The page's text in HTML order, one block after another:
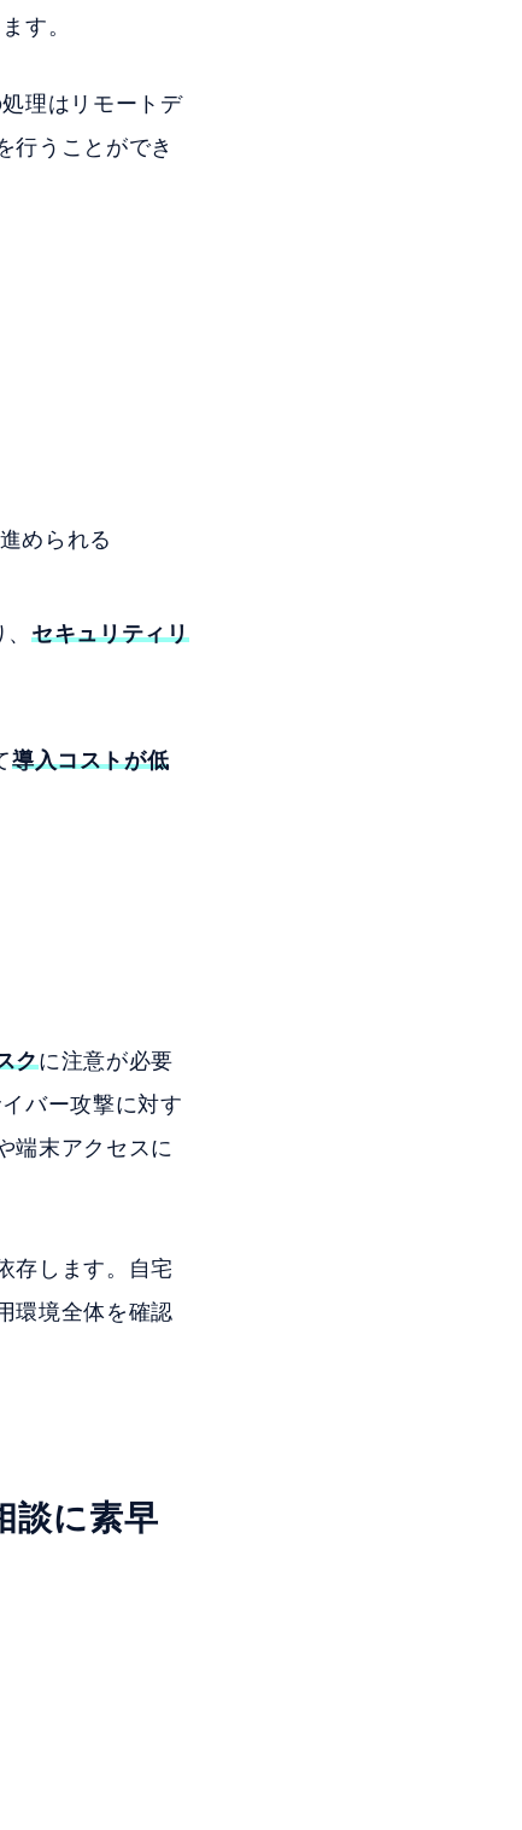
す。
理はリモートデ
行うことができ
められる
、セキュリティリ
導入コストが低
クに注意が必要
バー攻撃に対す
端末アクセスに
存します。自宅
環境全体を確認
談に素早